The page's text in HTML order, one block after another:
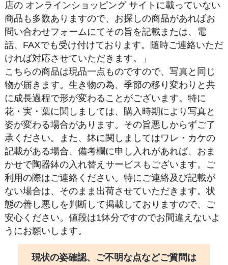
店の オンラインショッピング サイトに載っていない
商品も多数ありますので、お探しの商品があればお
問い合わせフォームにてその旨を記載または、電
話、FAXでも受け付けております。随時ご連絡いただ
ければ対応させていただきます。」
こちらの商品は現品一点ものですので、写真と同じ
物が届きます。生き物の為、季節の移り変わりと共
に成長過程で形が変わることがございます。特に
花・実・葉に関しましては、購入時期により写真と
姿が変わる場合があります。その旨悪しからずご了
承ください。また、鉢に関しましてはワレ・カケの
記載がある場合、備考欄に申し入れがあれば、おま
かせで陶器鉢の入れ替えサービスもございます。ご
利用の際はご連絡ください。特にご連絡及び記載が
ない場合は、そのまま出荷させていただきます。状
態の善し悪しを判断して掲載しておりますので、ご
安心ください。値段は1鉢分ですのでお間違えないよ
うにお願いします。
現状の姿確認、ご不明な点などご質問は